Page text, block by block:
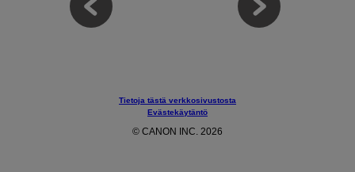
Tietoja tästä verkkosivustosta
Evästekäytäntö
© CANON INC. 2026